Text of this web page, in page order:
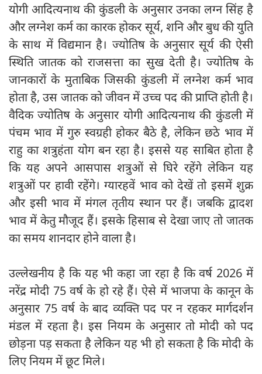
योगी आदित्यनाथ की कुंडली के अनुसार उनका लग्‍न सिंह है
और लग्‍नेश कर्म का कारक होकर सूर्य, शनि और बुध की युति
के साथ में विद्यमान है। ज्योतिष के अनुसार सूर्य की ऐसी
स्थिति जातक को राजसत्ता का सुख देती है। ज्योतिष के
जानकारों के मुताबिक जिसकी कुंडली में लग्नेश कर्म भाव
होता है, उस जातक को जीवन में उच्च पद की प्राप्ति होती है।
वैदिक ज्योतिष के अनुसार योगी आदित्यनाथ की कुंडली में
पंचम भाव में गुरु स्‍वग्रही होकर बैठे है, लेकिन छठे भाव में
राहु का शत्रुहंता योग बन रहा है। इससे यह साबित होता है
कि यह अपने आसपास शत्रुओं से घिरे रहेंगे लेकिन यह
शत्रुओं पर हावी रहेंगे। ग्यारहवें भाव को देखें तो इसमें शुक्र
और इसी भाव में मंगल तृतीय स्थान पर हैं। जबकि द्वादश
भाव में केतु मौजूद हैं। इसके हिसाब से देखा जाए तो जातक
का समय शानदार होने वाला है।
उल्लेखनीय है कि यह भी कहा जा रहा है कि वर्ष 2026 में
नरेंद्र मोदी 75 वर्ष के हो रहे हैं। ऐसे में भाजपा के कानून के
अनुसार 75 वर्ष के बाद व्यक्ति पद पर न रहकर मार्गदर्शन
मंडल में रहता है। इस नियम के अनुसार तो मोदी को पद
छोड़ना पड़ सकता है लेकिन यह भी हो सकता है कि मोदी के
लिए नियम में छूट मिले।